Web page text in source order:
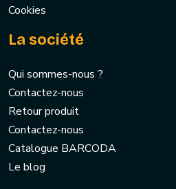
Cookies
La société
Qui sommes-nous ?
Contactez-nous
Retour produit
Contactez-nous
Catalogue BARCODA
Le blog